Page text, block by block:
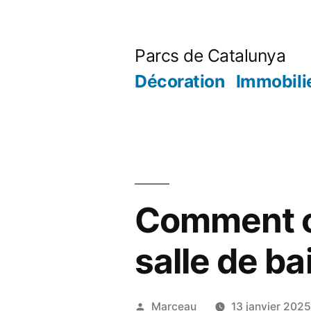
Parcs de Catalunya
Décoration
Comment
salle de
Publié
Marceau 13 janvier 2025